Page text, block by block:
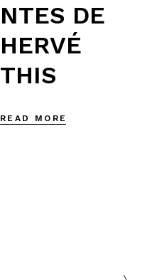
NTES DE
HERVÉ
THIS
READ MORE